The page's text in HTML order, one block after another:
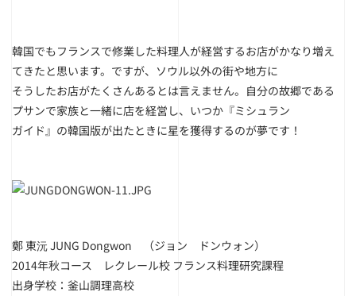
韓国でもフランスで修業した料理人が経営するお店がかなり増え
てきたと思います。ですが、ソウル以外の街や地方に
そうしたお店がたくさんあるとは言えません。自分の故郷である
プサンで家族と一緒に店を経営し、いつか『ミシュラン
ガイド』の韓国版が出たときに星を獲得するのが夢です！
鄭 東沅 JUNG Dongwon （ジョン ドンウォン）
2014年秋コース レクレール校 フランス料理研究課程
出身学校：釜山調理高校